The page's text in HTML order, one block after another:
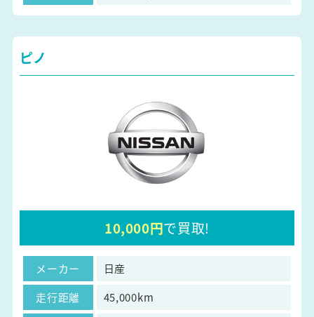
ピノ
10,000円で買取!
メーカー
日産
走行距離
45,000km